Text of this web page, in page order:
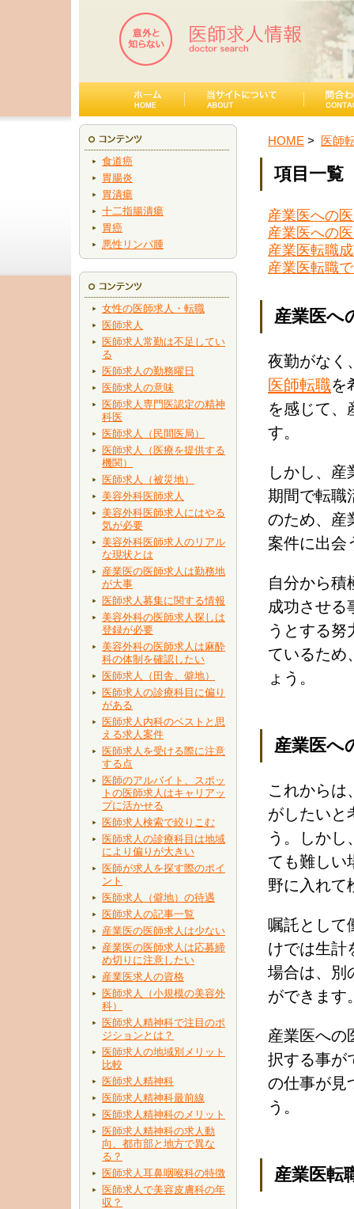
食道癌
胃腸炎
胃潰瘍
十二指腸潰瘍
胃癌
悪性リンパ腫
女性の医師求人・転職
医師求人
医師求人常勤は不足してい
る
医師求人の勤務曜日
医師求人の意味
医師求人専門医認定の精神
科医
医師求人（民間医局）
医師求人（医療を提供する
機関）
医師求人（被災地）
美容外科医師求人
美容外科医師求人にはやる
気が必要
美容外科医師求人のリアル
な現状とは
産業医の医師求人は勤務地
が大事
医師求人募集に関する情報
美容外科の医師求人探しは
登録が必要
美容外科の医師求人は麻酔
科の体制を確認したい
医師求人（田舎、僻地）
医師求人の診療科目に偏り
がある
医師求人内科のベストと思
える求人案件
医師求人を受ける際に注意
する点
医師のアルバイト、スポッ
トの医師求人はキャリアッ
プに活かせる
医師求人検索で絞りこむ
医師求人の診療科目は地域
により偏りが大きい
医師が求人を探す際のポイ
ント
医師求人（僻地）の待遇
医師求人の記事一覧
産業医の医師求人は少ない
産業医の医師求人は応募締
め切りに注意したい
産業医求人の資格
医師求人（小規模の美容外
科）
医師求人精神科で注目のポ
ジションとは？
医師求人の地域別メリット
比較
医師求人精神科
医師求人精神科最前線
医師求人精神科のメリット
医師求人精神科の求人動
向、都市部と地方で異な
る？
医師求人耳鼻咽喉科の特徴
医師求人で美容皮膚科の年
収？
HOME 医師
項目一覧
産業医への
産業医への
産業医転職
産業医転職
産業医へ
夜勤がなく
医師転職を
を感じて、
す。
しかし、産
期間で転職
のため、産
案件に出会
自分から積
成功させる
うとする努
ているため
ょう。
産業医へ
これからは
がしたいと
う。しかし
ても難しい
野に入れて
嘱託として
けでは生計
場合は、別
ができます
産業医への
択する事が
の仕事が見
う。
産業医転